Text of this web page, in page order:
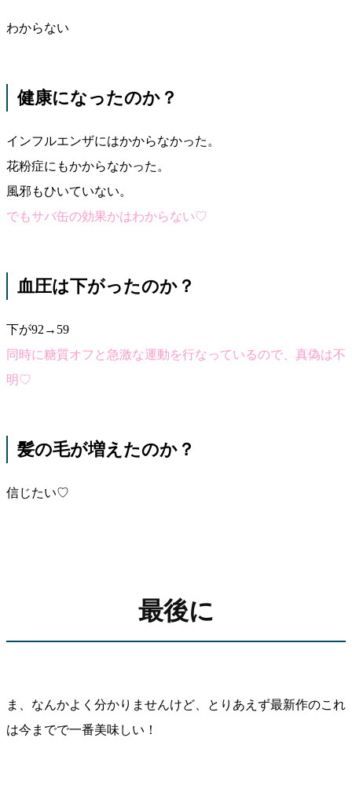
わからない
健康になったのか？
インフルエンザにはかからなかった。
花粉症にもかからなかった。
風邪もひいていない。
でもサバ缶の効果かはわからない♡
血圧は下がったのか？
下が92→59
同時に糖質オフと急激な運動を行なっているので、真偽は不
明♡
髪の毛が増えたのか？
信じたい♡
最後に
ま、なんかよく分かりませんけど、とりあえず最新作のこれ
は今までで一番美味しい！